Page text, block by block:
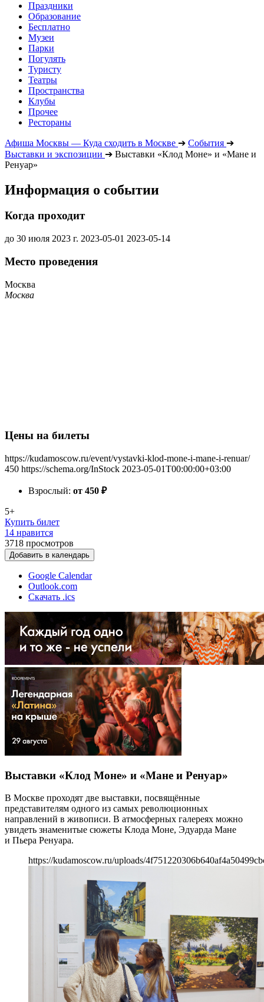
Праздники
Образование
Бесплатно
Музеи
Парки
Погулять
Туристу
Театры
Пространства
Клубы
Прочее
Рестораны
Афиша Москвы — Куда сходить в Москве ➔ События ➔
Выставки и экспозиции ➔ Выставки «Клод Моне» и «Мане и
Ренуар»
Информация о событии
Когда проходит
до 30 июля 2023 г. 2023-05-01 2023-05-14
Место проведения
Москва
Москва
Цены на билеты
https://kudamoscow.ru/event/vystavki-klod-mone-i-mane-i-renuar/
450 https://schema.org/InStock 2023-05-01T00:00:00+03:00
Взрослый: от 450 ₽
5+
Купить билет
14 нравится
3718 просмотров
Добавить в календарь
Google Calendar
Outlook.com
Скачать .ics
Выставки «Клод Моне» и «Мане и Ренуар»
В Москве проходят две выставки, посвящённые
представителям одного из самых революционных
направлений в живописи. В атмосферных галереях можно
увидеть знаменитые сюжеты Клода Моне, Эдуарда Мане
и Пьера Ренуара.
https://kudamoscow.ru/uploads/